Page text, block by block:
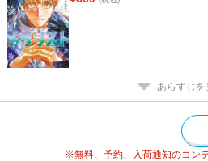
あらすじを
※無料、予約、入荷通知のコン